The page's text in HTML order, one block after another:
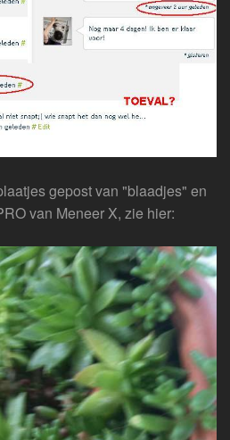
gepost van "blaadjes" en
van Meneer X, zie hier: